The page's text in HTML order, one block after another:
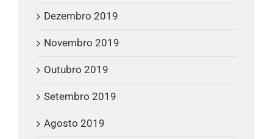
Dezembro 2019
Novembro 2019
Outubro 2019
Setembro 2019
Agosto 2019